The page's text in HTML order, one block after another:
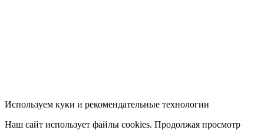
Используем куки и рекомендательные технологии
Наш сайт использует файлы cookies. Продолжая просмотр